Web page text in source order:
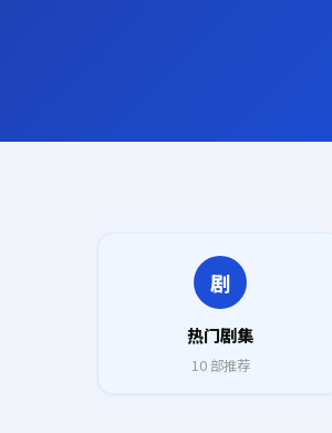
剧
热门剧集
10部推荐